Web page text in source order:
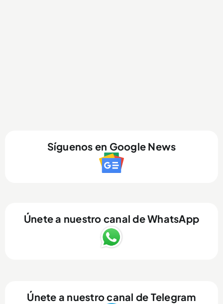
Síguenos en Google News
Únete a nuestro canal de WhatsApp
Únete a nuestro canal de Telegram